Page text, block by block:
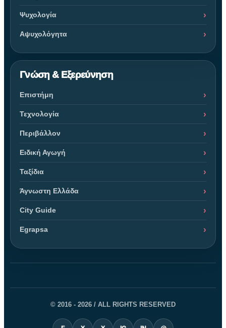
Ψυχολογία
Αψυχολόγητα
Γνώση & Εξερεύνηση
Επιστήμη
Τεχνολογία
Περιβάλλον
Ειδική Αγωγή
Ταξίδια
Άγνωστη Ελλάδα
City Guide
Egrapsa
© 2016 - 2026 / ALL RIGHTS RESERVED